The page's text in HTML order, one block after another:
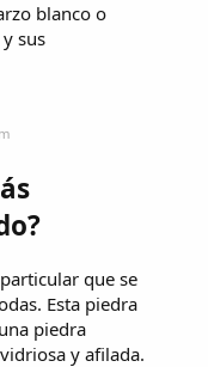
blanco o
sus
que se
Esta piedra
piedra
y afilada.